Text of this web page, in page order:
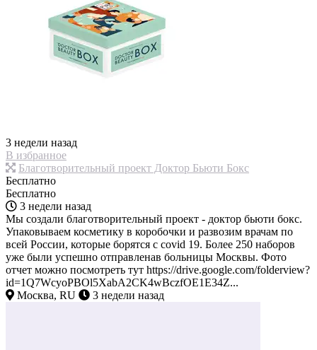
3 недели назад
В избранное
Благотворительный проект Доктор Бьюти Бокс
Бесплатно
Бесплатно
3 недели назад
Мы создали благотворительный проект - доктор бьюти бокс.
Упаковываем косметику в коробочки и развозим врачам по
всей России, которые борятся с covid 19. Более 250 наборов
уже были успешно отправленав больницы Москвы. Фото
отчет можно посмотреть тут https://drive.google.com/folderview?
id=1Q7WcyoPBOl5XabA2CK4wBczfOE1E34Z...
Москва, RU
3 недели назад